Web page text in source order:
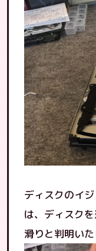
ディスクのイ
は、ディスク
滑りと判明いた